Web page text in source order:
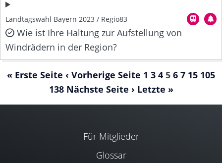
Landtagswahl Bayern 2023 / Regio83
Wie ist Ihre Haltung zur Aufstellung von
Windrädern in der Region?
« Erste Seite ‹ Vorherige Seite 1 3 4 5 6 7 15 105
138 Nächste Seite › Letzte »
Für Mitglieder
Glossar